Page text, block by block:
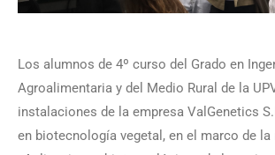
Los alumnos de 4º curso del Grado en
Agroalimentaria y del Medio Rural de la
instalaciones de la empresa ValGenetics
en biotecnología vegetal, en el marco de la